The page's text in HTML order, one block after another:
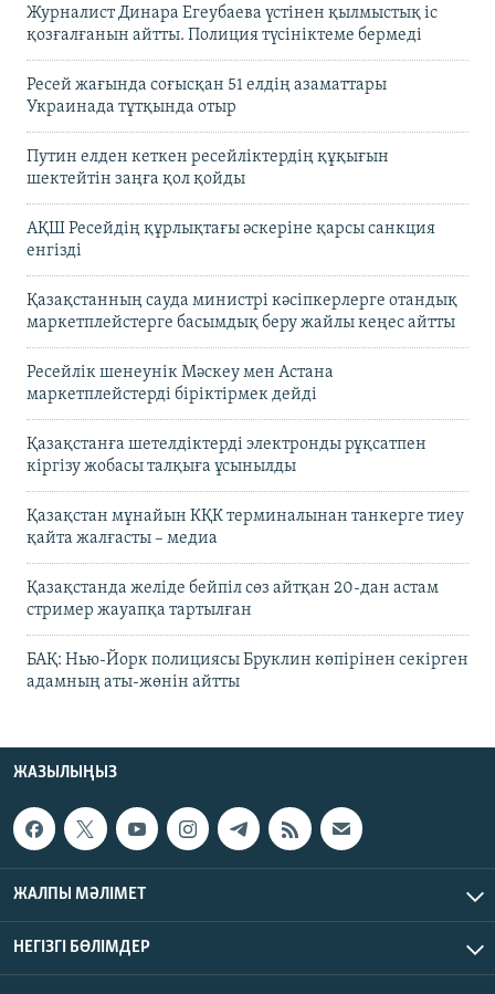
Журналист Динара Егеубаева үстінен қылмыстық іс
қозғалғанын айтты. Полиция түсініктеме бермеді
Ресей жағында соғысқан 51 елдің азаматтары
Украинада тұтқында отыр
Путин елден кеткен ресейліктердің құқығын
шектейтін заңға қол қойды
АҚШ Ресейдің құрлықтағы әскеріне қарсы санкция
енгізді
Қазақстанның сауда министрі кәсіпкерлерге отандық
маркетплейстерге басымдық беру жайлы кеңес айтты
Ресейлік шенеунік Мәскеу мен Астана
маркетплейстерді біріктірмек дейді
Қазақстанға шетелдіктерді электронды рұқсатпен
кіргізу жобасы талқыға ұсынылды
Қазақстан мұнайын КҚК терминалынан танкерге тиеу
қайта жалғасты – медиа
Қазақстанда желіде бейпіл сөз айтқан 20-дан астам
стример жауапқа тартылған
БАҚ: Нью-Йорк полициясы Бруклин көпірінен секірген
адамның аты-жөнін айтты
ЖАЗЫЛЫҢЫЗ
ЖАЛПЫ МӘЛІМЕТ
НЕГІЗГІ БӨЛІМДЕР